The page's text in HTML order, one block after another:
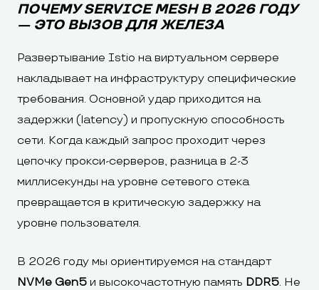
ПОЧЕМУ SERVICE MESH В 2026 ГОДУ
— ЭТО ВЫЗОВ ДЛЯ ЖЕЛЕЗА
Развертывание Istio на виртуальном сервере
накладывает на инфраструктуру специфические
требования. Основной удар приходится на
задержки (latency) и пропускную способность
сети. Когда каждый запрос проходит через
цепочку прокси-серверов, разница в 2-3
миллисекунды на уровне сетевого стека
превращается в критическую задержку на
уровне пользователя.
В 2026 году мы ориентируемся на стандарт
NVMe Gen5 и высокочастотную память DDR5. Не